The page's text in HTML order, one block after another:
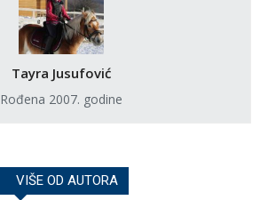
Tayra Jusufović
Rođena 2007. godine
VIŠE OD AUTORA